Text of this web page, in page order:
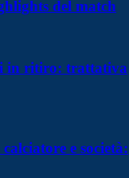
del match
in ritiro: trattativa
e società: